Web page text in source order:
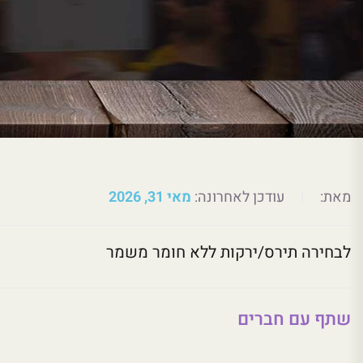
מאת: עודכן לאחרונה: מאי 31, 2026
לבחירה תירס/ירקות ללא חומר משמר
שתף עם חברים